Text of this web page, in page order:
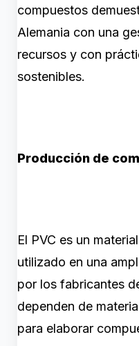
compuestos
Alemania con una
recursos y con
sostenibles.
Producción de
El PVC es un
utilizado en una
por los fabricantes
dependen de
para elaborar